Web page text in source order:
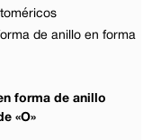
de anillo en forma
forma de anillo
«O»